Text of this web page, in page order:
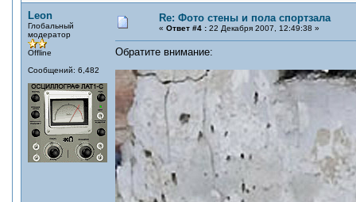
Leon
Глобальный
модератор
Offline
Сообщений: 6,482
Re: Фото стены и пола спортзала
« Ответ #4 : 22 Декабря 2007, 12:49:38 »
Обратите внимание: